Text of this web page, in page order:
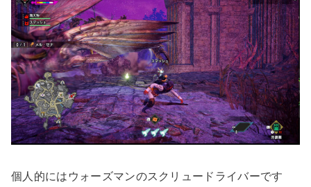
個人的にはウォーズマンのスクリュードライバーです